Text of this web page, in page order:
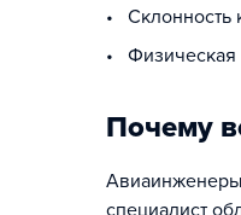
• Склонность
• Физическая
Почему
Авиаинженеры
специалист